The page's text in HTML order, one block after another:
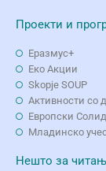
Проекти и
Еразмус+
Еко Aкции
Skopje SOUP
Активности со
Европски
Младинско
Нешто за